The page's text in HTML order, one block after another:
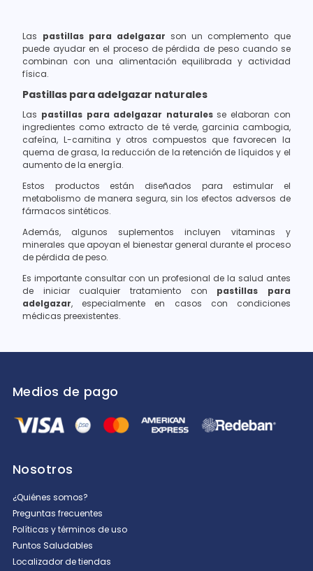
Las pastillas para adelgazar son un complemento que
puede ayudar en el proceso de pérdida de peso cuando se
combinan con una alimentación equilibrada y actividad
física.
Pastillas para adelgazar naturales
Las pastillas para adelgazar naturalesse elaboran con
ingredientes como extracto de té verde, garcinia cambogia,
cafeína, L-carnitina y otros compuestos que favorecen la
quema de grasa, la reducción de la retención de líquidos y el
aumento de la energía.
Estos productos están diseñados para estimular el
metabolismo de manera segura, sin los efectos adversos de
fármacos sintéticos.
Además, algunos suplementos incluyen vitaminas y
minerales que apoyan el bienestar general durante el proceso
de pérdida de peso.
Es importante consultar con un profesional de la salud antes
de iniciar cualquier tratamiento con pastillas para
adelgazar, especialmente en casos con condiciones
médicas preexistentes.
Medios de pago
Nosotros
¿Quiénes somos?
Preguntas frecuentes
Políticas y términos de uso
Puntos Saludables
Localizador de tiendas